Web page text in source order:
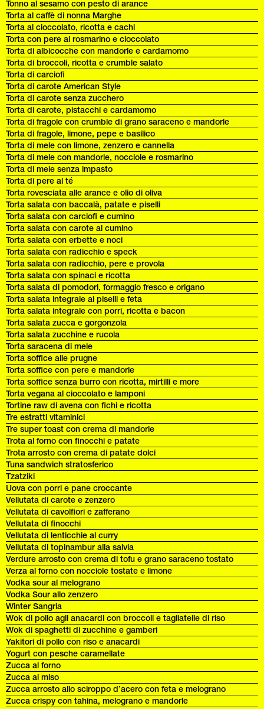
Tonno al sesamo con pesto di arance
Torta al caffè di nonna Marghe
Torta al cioccolato, ricotta e cachi
Torta con pere al rosmarino e cioccolato
Torta di albicocche con mandorle e cardamomo
Torta di broccoli, ricotta e crumble salato
Torta di carciofi
Torta di carote American Style
Torta di carote senza zucchero
Torta di carote, pistacchi e cardamomo
Torta di fragole con crumble di grano saraceno e mandorle
Torta di fragole, limone, pepe e basilico
Torta di mele con limone, zenzero e cannella
Torta di mele con mandorle, nocciole e rosmarino
Torta di mele senza impasto
Torta di pere al té
Torta rovesciata alle arance e olio di oliva
Torta salata con baccalà, patate e piselli
Torta salata con carciofi e cumino
Torta salata con carote al cumino
Torta salata con erbette e noci
Torta salata con radicchio e speck
Torta salata con radicchio, pere e provola
Torta salata con spinaci e ricotta
Torta salata di pomodori, formaggio fresco e origano
Torta salata integrale ai piselli e feta
Torta salata integrale con porri, ricotta e bacon
Torta salata zucca e gorgonzola
Torta salata zucchine e rucola
Torta saracena di mele
Torta soffice alle prugne
Torta soffice con pere e mandorle
Torta soffice senza burro con ricotta, mirtilli e more
Torta vegana al cioccolato e lamponi
Tortine raw di avena con fichi e ricotta
Tre estratti vitaminici
Tre super toast con crema di mandorle
Trota al forno con finocchi e patate
Trota arrosto con crema di patate dolci
Tuna sandwich stratosferico
Tzatziki
Uova con porri e pane croccante
Vellutata di carote e zenzero
Vellutata di cavolfiori e zafferano
Vellutata di finocchi
Vellutata di lenticchie al curry
Vellutata di topinambur alla salvia
Verdure arrosto con crema di tofu e grano saraceno tostato
Verza al forno con nocciole tostate e limone
Vodka sour al melograno
Vodka Sour allo zenzero
Winter Sangria
Wok di pollo agli anacardi con broccoli e tagliatelle di riso
Wok di spaghetti di zucchine e gamberi
Yakitori di pollo con riso e anacardi
Yogurt con pesche caramellate
Zucca al forno
Zucca al miso
Zucca arrosto allo sciroppo d’acero con feta e melograno
Zucca crispy con tahina, melograno e mandorle